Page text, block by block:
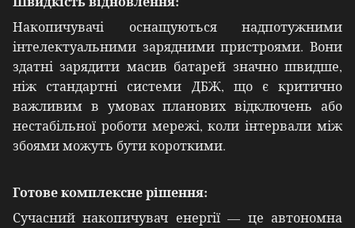
Накопичувачі оснащуються надпотужними
інтелектуальними зарядними пристроями. Вони
здатні зарядити масив батарей значно швидше,
ніж стандартні системи ДБЖ, що є критично
важливим в умовах планових відключень або
нестабільної роботи мережі, коли інтервали між
збоями можуть бути короткими.
Готове комплексне рішення:
Сучасний накопичувач енергії — це автономна